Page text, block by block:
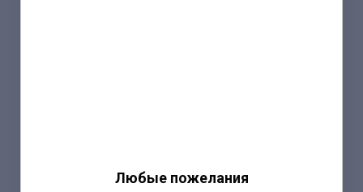
Любые пожелания